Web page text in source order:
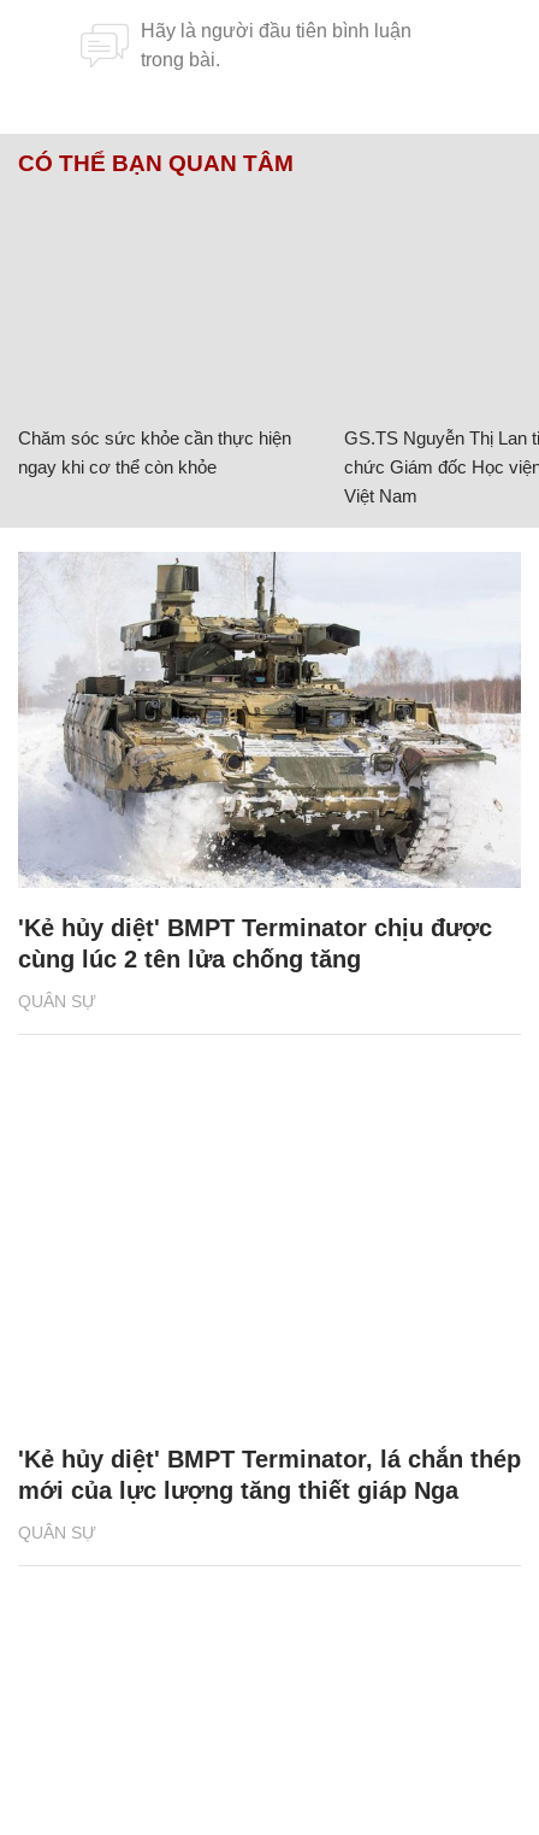
CÓ THỂ BẠN QUAN TÂM
Chăm sóc sức khỏe cần thực hiện
ngay khi cơ thể còn khỏe
GS.TS Nguyễn Thị Lan
chức Giám đốc Học
Việt Nam
QUÂN SỰ
'Kẻ hủy diệt' BMPT Terminator chịu được
cùng lúc 2 tên lửa chống tăng
QUÂN SỰ
'Kẻ hủy diệt' BMPT Terminator, lá chắn thép
mới của lực lượng tăng thiết giáp Nga